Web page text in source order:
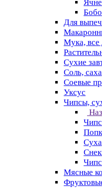
Для
Мука, все
Сухие
Соль,
Соевые
Уксус
Чипсы,
Мясные